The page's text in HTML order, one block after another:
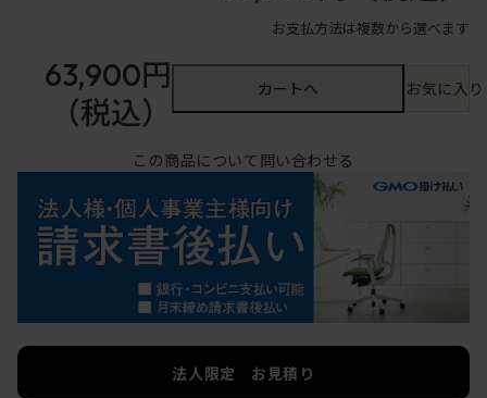
お支払方法は複数から選べます
63,900円
（税込）
カートへ お気に入
この商品について問い合わせる
法人限定 お見積り